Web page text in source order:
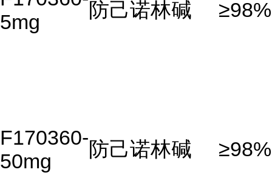
5mg
防己诺林碱 ≥98%
F170360-
50mg
防己诺林碱 ≥98%